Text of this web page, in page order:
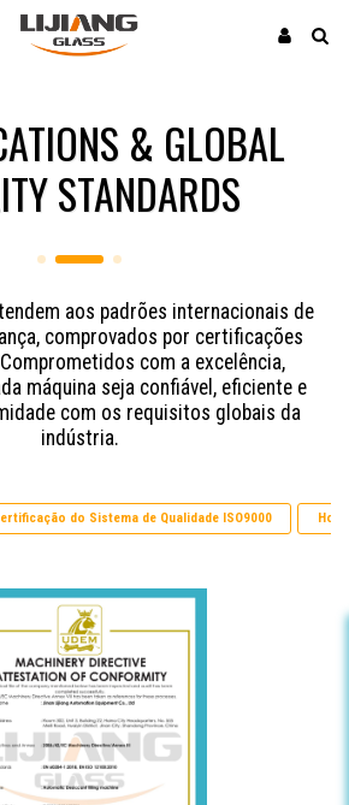
& GLOBAL
STANDARDS
aos padrões internacionais de
comprovados por certificações
Comprometidos com a excelência,
máquina seja confiável, eficiente e
com os requisitos globais da
indústria.
do Sistema de Qualidade ISO9000